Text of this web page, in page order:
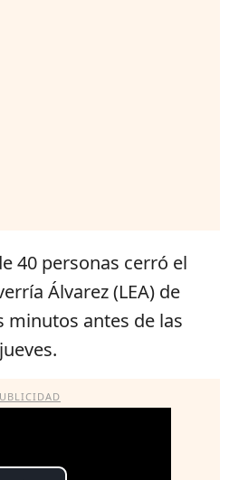
40 personas cerró el
Álvarez (LEA) de
minutos antes de las